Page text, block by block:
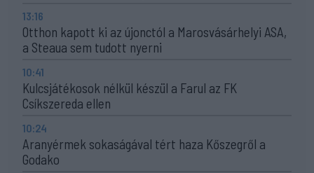
13:16
Otthon kapott ki az újonctól a Marosvásárhelyi ASA,
a Steaua sem tudott nyerni
10:41
Kulcsjátékosok nélkül készül a Farul az FK
Csíkszereda ellen
10:24
Aranyérmek sokaságával tért haza Kőszegről a
Godako